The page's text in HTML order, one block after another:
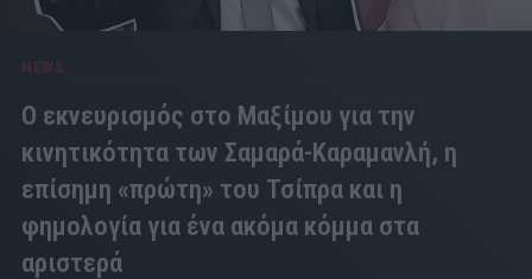
NEWS
Ο εκνευρισμός στο Μαξίμου για την
κινητικότητα των Σαμαρά-Καραμανλή, η
επίσημη «πρώτη» του Τσίπρα και η
φημολογία για ένα ακόμα κόμμα στα
αριστερά